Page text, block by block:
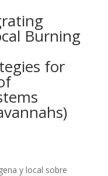
Burning
for
y local sobre